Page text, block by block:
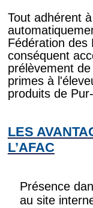
Tout adhérent
Fédération des
conséquent
prélèvement
primes à
produits de
LES
L’AFAC
Présence
au site